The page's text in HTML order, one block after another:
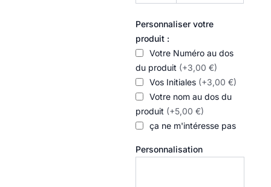
Personnaliser votre
produit :
Votre Numéro au dos
du produit (+3,00 €)
Vos Initiales (+3,00 €)
Votre nom au dos du
produit (+5,00 €)
ça ne m'intéresse pas
Personnalisation
quantity